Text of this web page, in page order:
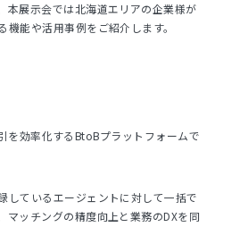
本展示会では北海道エリアの企業様が
能や活用事例をご紹介します。
を効率化するBtoBプラットフォームで
しているエージェントに対して一括で
ッチングの精度向上と業務のDXを同